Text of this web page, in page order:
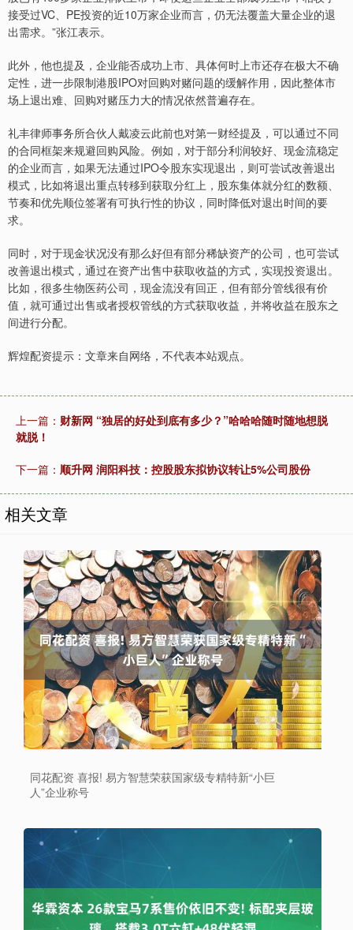
接受过VC、PE投资的近10万家企业而言，仍无法覆盖大量企业的退
出需求。”张江表示。
此外，他也提及，企业能否成功上市、具体何时上市还存在极大不确
定性，进一步限制港股IPO对回购对赌问题的缓解作用，因此整体市
场上退出难、回购对赌压力大的情况依然普遍存在。
礼丰律师事务所合伙人戴凌云此前也对第一财经提及，可以通过不同
的合同框架来规避回购风险。例如，对于部分利润较好、现金流稳定
的企业而言，如果无法通过IPO令股东实现退出，则可尝试改善退出
模式，比如将退出重点转移到获取分红上，股东集体就分红的数额、
节奏和优先顺位签署有可执行性的协议，同时降低对退出时间的要
求。
同时，对于现金状况没有那么好但有部分稀缺资产的公司，也可尝试
改善退出模式，通过在资产出售中获取收益的方式，实现投资退出。
比如，很多生物医药公司，现金流没有回正，但有部分管线很有价
值，就可通过出售或者授权管线的方式获取收益，并将收益在股东之
间进行分配。
辉煌配资提示：文章来自网络，不代表本站观点。
上一篇： 财新网 “独居的好处到底有多少？”哈哈哈随时随地想脱
就脱！
下一篇： 顺升网 润阳科技：控股股东拟协议转让5%公司股份
相关文章
同花配资 喜报! 易方智慧荣获国家级专精特新“小巨
人”企业称号